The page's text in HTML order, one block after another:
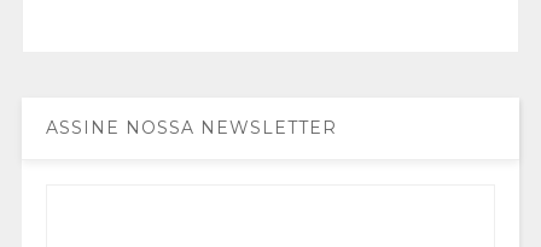
ASSINE NOSSA NEWSLETTER